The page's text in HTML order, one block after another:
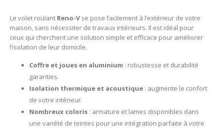
Le volet roulant Reno-Vse pose facilement à l’extérieur de votre
maison, sans nécessiter de travaux intérieurs. Il est idéal pour
ceux qui cherchent une solution simple et efficace pour améliorer
l’isolation de leur domicile.
Coffre et joues en aluminium : robustesse et durabilité
garanties.
Isolation thermique et acoustique : augmente le confort
de votre intérieur.
Nombreux coloris : armature et lames disponibles dans
une variété de teintes pour une intégration parfaite à votre